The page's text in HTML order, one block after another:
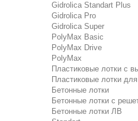
Gidrolica Standart Plus
Gidrolica Pro
Gidrolica Super
PolyMax Basic
PolyMax Drive
PolyMax
Пластиковые лотки с
Пластиковые лотки
Бетонные лотки
Бетонные лотки с
Бетонные лотки ЛВ